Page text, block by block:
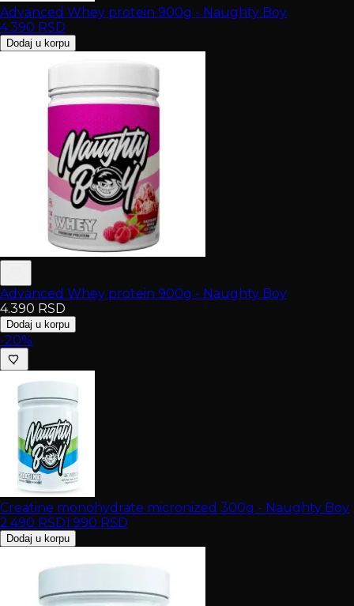
Advanced Whey protein 900g - Naughty Boy
4.390 RSD
Dodaj u korpu
Advanced Whey protein 900g - Naughty Boy
4.390 RSD
Dodaj u korpu
-20%
Creatine monohydrate micronized 300g - Naughty Boy
2.490 RSD1.990 RSD
Dodaj u korpu